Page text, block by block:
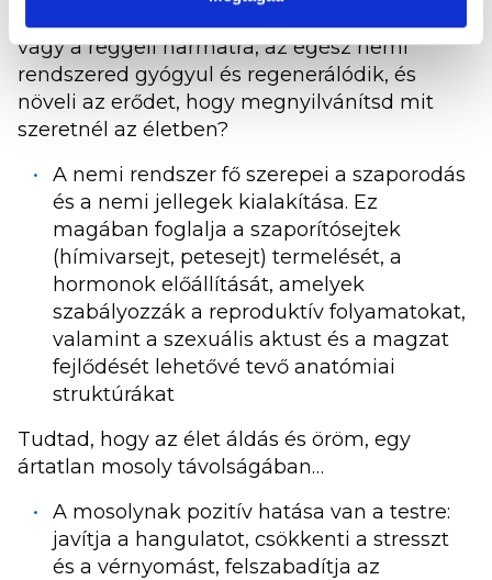
Tudtad hogy amikor ránézel egy esőcseppre
vagy a reggeli harmatra, az egész nemi
rendszered gyógyul és regenerálódik, és
növeli az erődet, hogy megnyilvánítsd mit
szeretnél az életben?
A nemi rendszer fő szerepei a szaporodás
és a nemi jellegek kialakítása. Ez
magában foglalja a szaporítósejtek
(hímivarsejt, petesejt) termelését, a
hormonok előállítását, amelyek
szabályozzák a reproduktív folyamatokat,
valamint a szexuális aktust és a magzat
fejlődését lehetővé tevő anatómiai
struktúrákat
Tudtad, hogy az élet áldás és öröm, egy
ártatlan mosoly távolságában…
A mosolynak pozitív hatása van a testre:
javítja a hangulatot, csökkenti a stresszt
és a vérnyomást, felszabadítja az